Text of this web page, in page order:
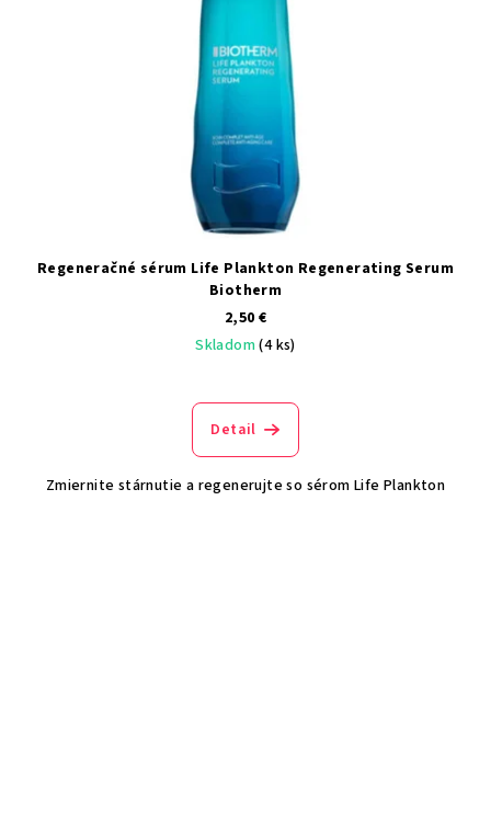
Regeneračné sérum Life Plankton Regenerating Serum
Biotherm
2,50 €
Skladom(4 ks)
Detail
Zmiernite stárnutie a regenerujte so sérom Life Plankton